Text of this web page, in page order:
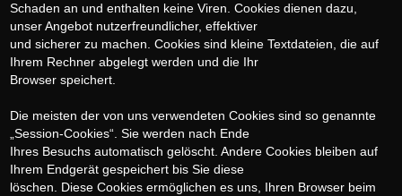
Schaden an und enthalten keine Viren. Cookies dienen dazu,
unser Angebot nutzerfreundlicher, effektiver
und sicherer zu machen. Cookies sind kleine Textdateien, die auf
Ihrem Rechner abgelegt werden und die Ihr
Browser speichert.
Die meisten der von uns verwendeten Cookies sind so genannte
„Session-Cookies“. Sie werden nach Ende
Ihres Besuchs automatisch gelöscht. Andere Cookies bleiben auf
Ihrem Endgerät gespeichert bis Sie diese
löschen. Diese Cookies ermöglichen es uns, Ihren Browser beim